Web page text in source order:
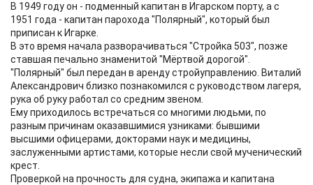
В 1949 году он - подменный капитан в Игарском порту, а с
1951 года - капитан парохода "Полярный", который был
приписан к Игарке.
В это время начала разворачиваться "Стройка 503", позже
ставшая печально знаменитой "Мёртвой дорогой".
"Полярный" был передан в аренду стройуправлению. Виталий
Александрович близко познакомился с руководством лагеря,
рука об руку работал со средним звеном.
Ему приходилось встречаться со многими людьми, по
разным причинам оказавшимися узниками: бывшими
высшими офицерами, докторами наук и медицины,
заслуженными артистами, которые несли свой мученический
крест.
Проверкой на прочность для судна, экипажа и капитана